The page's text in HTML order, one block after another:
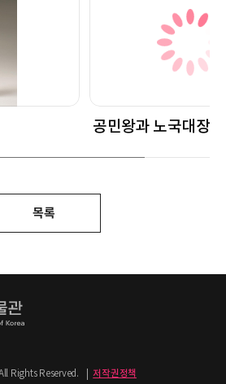
공민왕과 노국대장
목록
Rights Reserved.
저작권정책